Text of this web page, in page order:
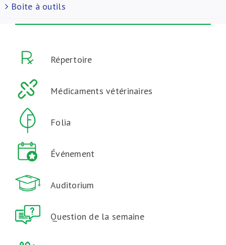
Boite à outils
Répertoire
Médicaments vétérinaires
Folia
Événement
Auditorium
Question de la semaine